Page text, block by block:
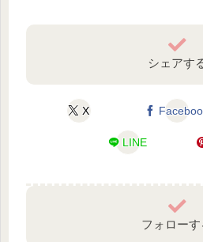
シェアす
X
LINE
フォローす